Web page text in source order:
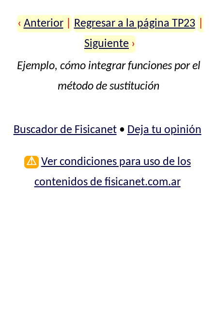
‹ Anterior Regresar a la página TP23
Siguiente ›
Ejemplo, cómo integrar funciones por el
método de sustitución
Buscador de Fisicanet• Deja tu opinión
⚠ Ver condiciones para uso de los
contenidos de fisicanet.com.ar